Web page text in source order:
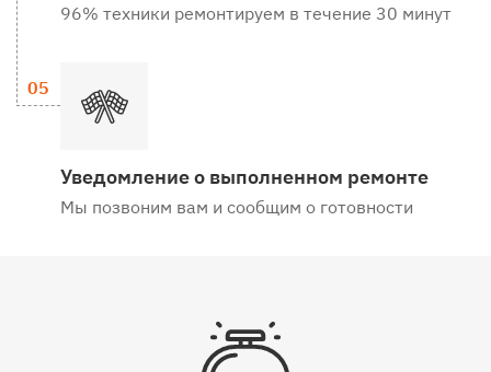
96% техники ремонтируем в течение 30 минут
Уведомление о выполненном ремонте
Мы позвоним вам и сообщим о готовности